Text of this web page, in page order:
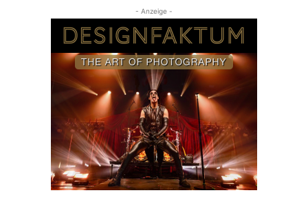
- Anzeige -